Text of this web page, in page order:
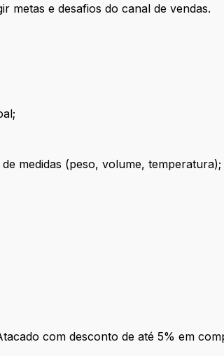
metas e desafios do canal de vendas.
medidas (peso, volume, temperatura);
com desconto de até 5% em